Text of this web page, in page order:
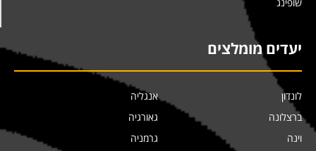
יעדים מומלצים
לונדון
ברצלונה
וינה
אנגליה
גאורגיה
גרמניה